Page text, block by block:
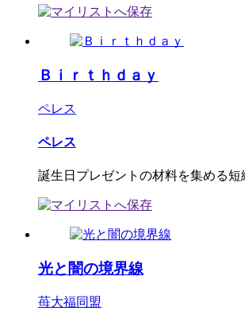
Ｂｉｒｔｈｄａｙ
ペレス
ペレス
誕生日プレゼントの材料を集める短
光と闇の境界線
苺大福同盟